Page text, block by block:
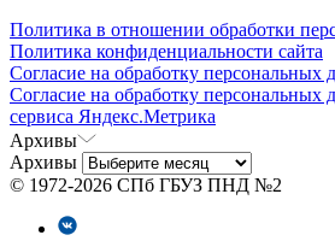
Политика в отношении обработки
Политика конфиденциальности сайта
Согласие на обработку персональных
Согласие на обработку
сервиса Яндекс.Метрика
Архивы
Архивы
© 1972-2026 СПб ГБУЗ ПНД №2